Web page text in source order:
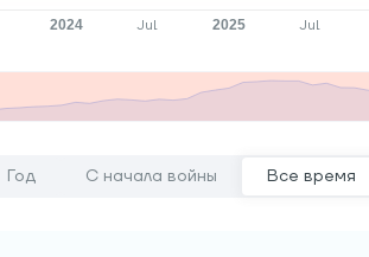
Год С начала войны Все время